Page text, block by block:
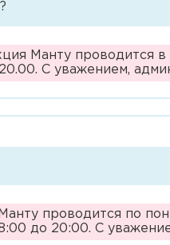
Манту проводится
20.00. С уважением,
проводится по
до 20:00. С